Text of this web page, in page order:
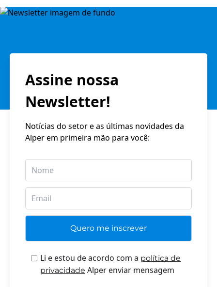
Assine nossa
Newsletter!
Notícias do setor e as últimas novidades da
Alper em primeira mão para você:
Li e estou de acordo com a política de
privacidade Alper enviar mensagem